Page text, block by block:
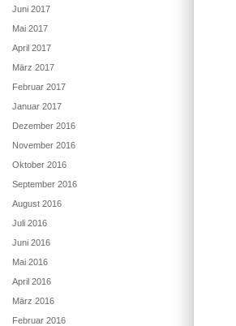
Juni 2017
Mai 2017
April 2017
März 2017
Februar 2017
Januar 2017
Dezember 2016
November 2016
Oktober 2016
September 2016
August 2016
Juli 2016
Juni 2016
Mai 2016
April 2016
März 2016
Februar 2016